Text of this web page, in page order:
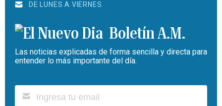
DE LUNES A VIERNES
Boletín A.M.
Las noticias explicadas de forma sencilla y directa para
entender lo más importante del día.